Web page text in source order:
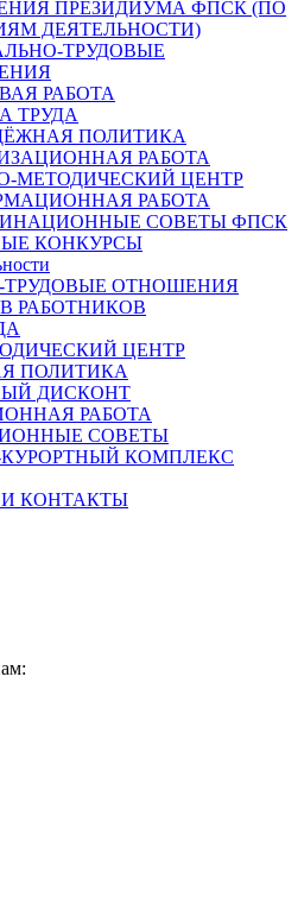
ПРЕЗИДИУМА ФПСК (ПО
ДЕЯТЕЛЬНОСТИ)
ТРУДОВЫЕ
РАБОТА
ТРУДА
ПОЛИТИКА
РАБОТА
МЕТОДИЧЕСКИЙ ЦЕНТР
РАБОТА
СОВЕТЫ ФПСК
КОНКУРСЫ
ОТНОШЕНИЯ
РАБОТНИКОВ
ЦЕНТР
ПОЛИТИКА
ДИСКОНТ
РАБОТА
СОВЕТЫ
КОМПЛЕКС
КОНТАКТЫ